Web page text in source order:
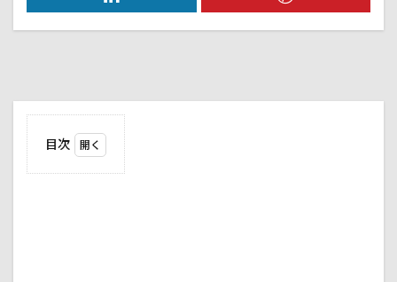
目次